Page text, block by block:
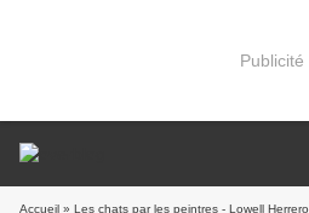
Publicité
Accueil » Les chats par les peintres - Lowell Herrero